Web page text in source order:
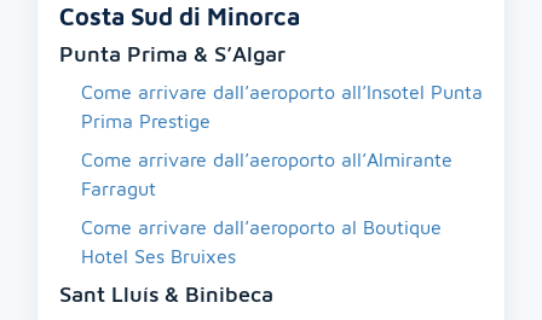
Costa Sud di Minorca
Punta Prima & S’Algar
Come arrivare dall’aeroporto all’Insotel Punta
Prima Prestige
Come arrivare dall’aeroporto all’Almirante
Farragut
Come arrivare dall’aeroporto al Boutique
Hotel Ses Bruixes
Sant Lluís & Binibeca